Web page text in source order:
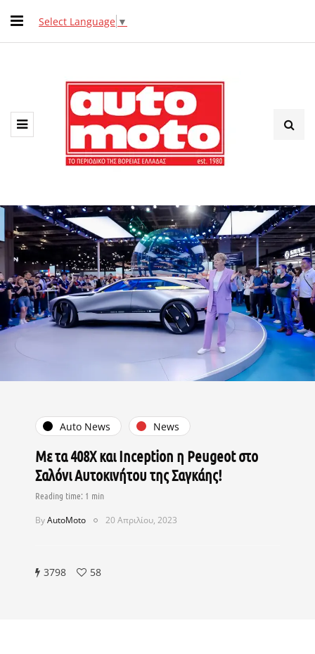
Select Language ▼
Auto News News
Με τα 408X και Inception η Peugeot στο
Σαλόνι Αυτοκινήτου της Σαγκάης!
ByAutoMoto 20 Απριλίου, 2023
3798 58